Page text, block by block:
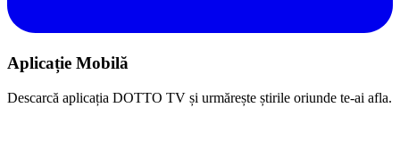
Aplicație Mobilă
Descarcă aplicația DOTTO TV și urmărește știrile oriunde te-ai afla.